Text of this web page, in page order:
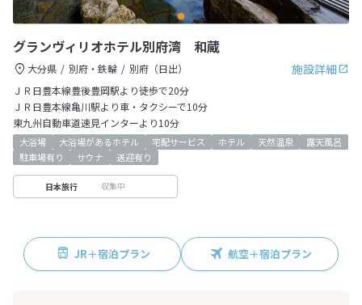
グランヴィリオホテル別府湾 和蔵
施設詳細
大分県 別府・鉄輪
別府（日出）
ＪＲ日豊本線豊後豊岡駅より徒歩で20分
ＪＲ日豊本線亀川駅より車・タクシーで10分
東九州自動車道速見インターより10分
大浴場 大浴場があるホテル 宅配サービス ホテル 天然温泉
露天風呂
駐車場有り
サウナ 送迎有り
日本旅行 収集中
JR＋宿泊プラン 航空＋宿泊プラン